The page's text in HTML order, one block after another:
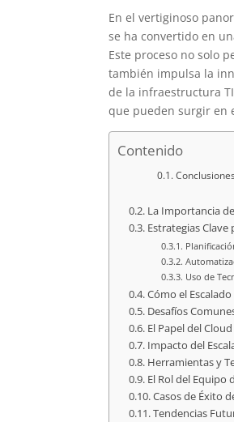
En el vertiginoso
se ha convertido en
Este proceso no solo
también impulsa la
de la infraestructura
que pueden surgir en
Contenido
La Importancia
Estrategias Clave
Uso de
Cómo el
Desafíos
El Papel del
Impacto del
Herramientas y
El Rol del Equipo
Casos de Éxito
Tendencias